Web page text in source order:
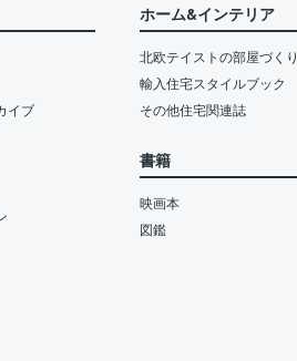
イブ
ホーム&インテリア
北欧テイストの部屋づくり
輸入住宅スタイルブック
その他住宅関連誌
書籍
映画本
図鑑